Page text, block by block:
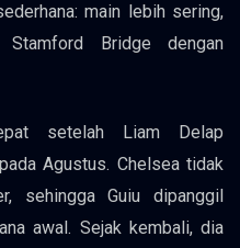
main lebih sering,
Bridge dengan
setelah Liam Delap
Agustus. Chelsea tidak
sehingga Guiu dipanggil
awal. Sejak kembali, dia